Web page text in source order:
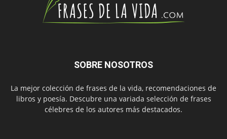
SOBRE NOSOTROS
La mejor colección de frases de la vida, recomendaciones de
libros y poesía. Descubre una variada selección de frases
célebres de los autores más destacados.